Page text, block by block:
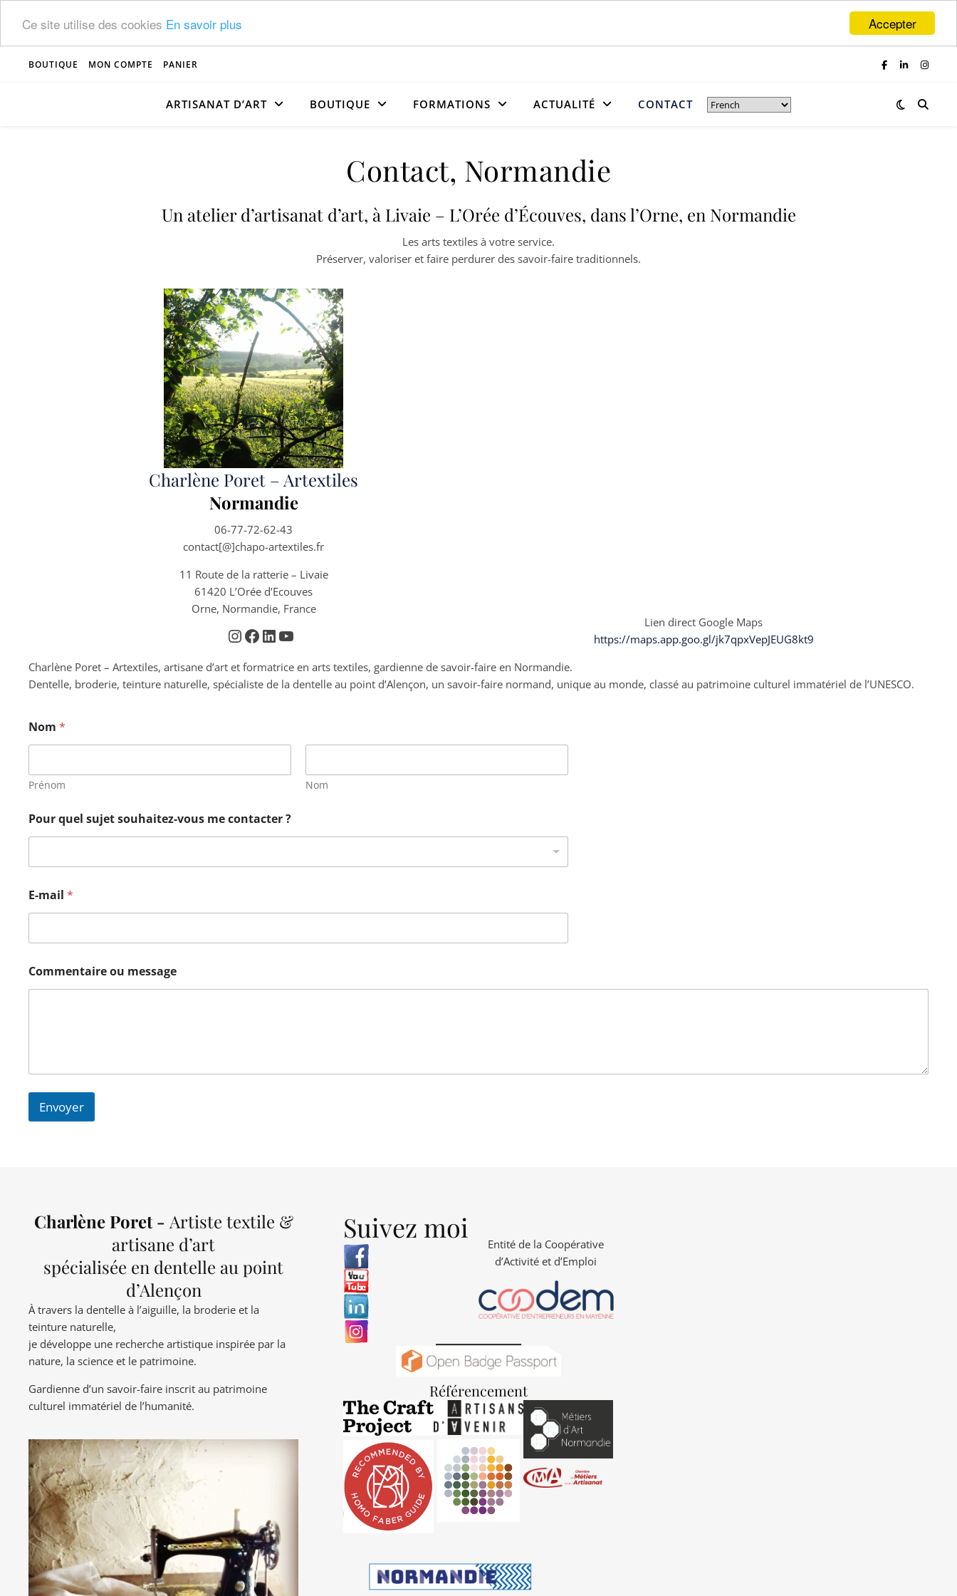
Accepter
Ce site utilise des cookies En savoir plus
BOUTIQUE MON COMPTE PANIER
ARTISANAT D’ART BOUTIQUE FORMATIONS ACTUALITÉ CONTACT
Contact, Normandie
Un atelier d’artisanat d’art, à Livaie – L’Orée d’Écouves, dans l’Orne, en Normandie
Les arts textiles à votre service.
Préserver, valoriser et faire perdurer des savoir-faire traditionnels.
Charlène Poret – Artextiles
Normandie
06-77-72-62-43
contact[@]chapo-artextiles.fr
11 Route de la ratterie – Livaie
61420 L’Orée d’Ecouves
Orne, Normandie, France
Instagram
Facebook
LinkedIn
YouTube
Lien direct Google Maps
https://maps.app.goo.gl/jk7qpxVepJEUG8kt9
Charlène Poret – Artextiles, artisane d’art et formatrice en arts textiles, gardienne de savoir-faire en Normandie.
Dentelle, broderie, teinture naturelle, spécialiste de la dentelle au point d’Alençon, un savoir-faire normand, unique au monde, classé au patrimoine culturel immatériel de l’UNESCO.
Nom *
Prénom Nom
Pour quel sujet souhaitez-vous me contacter ?
E-mail *
e
*
Commentaire ou message
Envoyer
Charlène Poret - Artiste textile &
artisane d’art
spécialisée en dentelle au point
d’Alençon
À travers la dentelle à l’aiguille, la broderie et la
teinture naturelle,
je développe une recherche artistique inspirée par la
nature, la science et le patrimoine.
Gardienne d’un savoir-faire inscrit au patrimoine
culturel immatériel de l’humanité.
Suivez moi
Entité de la Coopérative
d’Activité et d’Emploi
Référencement